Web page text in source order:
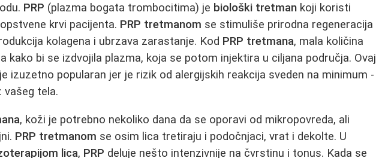
PRP (plazma bogata trombocitima) je biološki tretman koji koristi
krvi pacijenta. PRP tretmanom se stimuliše prirodna regeneracija
kolagena i ubrzava zarastanje. Kod PRP tretmana, mala količina
kako bi se izdvojila plazma, koja se potom injektira u ciljana područja. Ovaj
je izuzetno popularan jer je rizik od alergijskih reakcija sveden na minimum -
tela.
, koži je potrebno nekoliko dana da se oporavi od mikropovreda, ali
PRP tretmanom se osim lica tretiraju i podočnjaci, vrat i dekolte. U
lica, PRP deluje nešto intenzivnije na čvrstinu i tonus. Kada se